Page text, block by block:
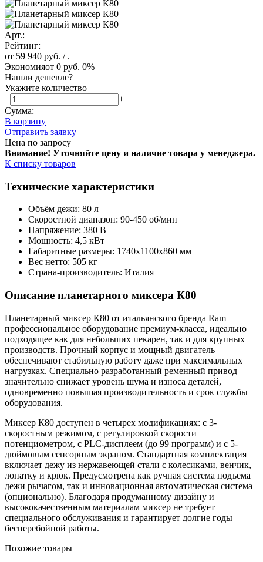
Арт.:
Рейтинг:
от 59 940 руб. / .
Экономияот 0 руб. 0%
Нашли дешевле?
Укажите количество
−
+
Сумма:
В корзину
Отправить заявку
Цена по запросу
Внимание! Уточняйте цену и наличие товара у менеджера.
К списку товаров
Технические характеристики
Объём дежи: 80 л
Скоростной диапазон: 90-450 об/мин
Напряжение: 380 В
Мощность: 4,5 кВт
Габаритные размеры: 1740х1100х860 мм
Вес нетто: 505 кг
Страна-производитель: Италия
Описание планетарного миксера К80
Планетарный миксер К80 от итальянского бренда Ram –
профессиональное оборудование премиум-класса, идеально
подходящее как для небольших пекарен, так и для крупных
производств. Прочный корпус и мощный двигатель
обеспечивают стабильную работу даже при максимальных
нагрузках. Специально разработанный ременный привод
значительно снижает уровень шума и износа деталей,
одновременно повышая производительность и срок службы
оборудования.
Миксер К80 доступен в четырех модификациях: с 3-
скоростным режимом, с регулировкой скорости
потенциометром, с PLC-дисплеем (до 99 программ) и с 5-
дюймовым сенсорным экраном. Стандартная комплектация
включает дежу из нержавеющей стали с колесиками, венчик,
лопатку и крюк. Предусмотрена как ручная система подъема
дежи рычагом, так и инновационная автоматическая система
(опционально). Благодаря продуманному дизайну и
высококачественным материалам миксер не требует
специального обслуживания и гарантирует долгие годы
бесперебойной работы.
Похожие товары